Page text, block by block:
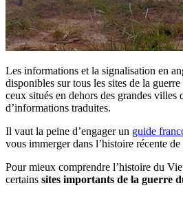
Les informations et la signalisation en
disponibles sur tous les sites de la
ceux situés en dehors des grandes villes
d’informations traduites.
Il vaut la peine d’engager un guide
vous immerger dans l’histoire récente
Pour mieux comprendre l’histoire du
certains sites importants de la guerre